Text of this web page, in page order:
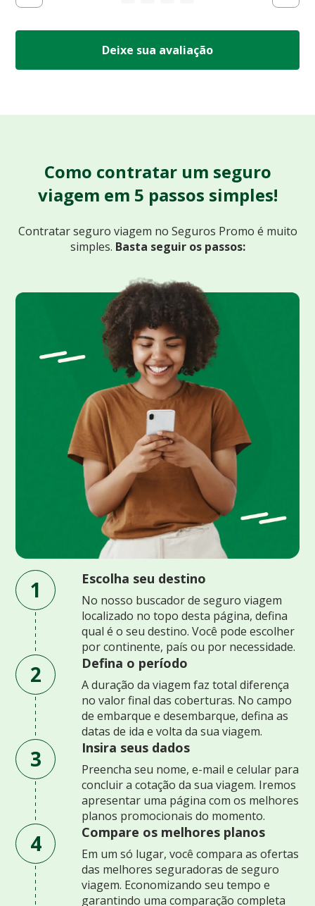
Deixe sua avaliação
Como contratar um seguro
viagem em 5 passos simples!
Contratar seguro viagem no Seguros Promo é muito
simples. Basta seguir os passos:
1 Escolha seu destino
No nosso buscador de seguro viagem
localizado no topo desta página, defina
qual é o seu destino. Você pode escolher
por continente, país ou por necessidade.
2 Defina o período
A duração da viagem faz total diferença
no valor final das coberturas. No campo
de embarque e desembarque, defina as
datas de ida e volta da sua viagem.
3 Insira seus dados
Preencha seu nome, e-mail e celular para
concluir a cotação da sua viagem. Iremos
apresentar uma página com os melhores
planos promocionais do momento.
4 Compare os melhores planos
Em um só lugar, você compara as ofertas
das melhores seguradoras de seguro
viagem. Economizando seu tempo e
garantindo uma comparação completa